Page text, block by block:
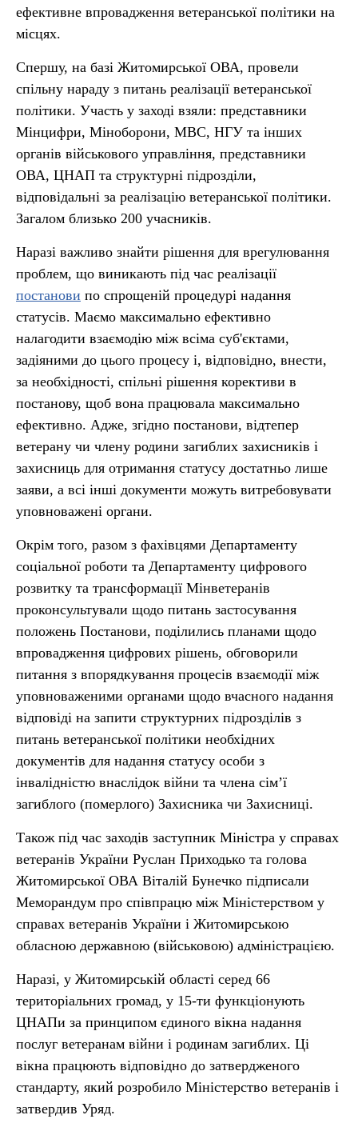
ефективне впровадження ветеранської політики на
місцях.
Спершу, на базі Житомирської ОВА, провели
спільну нараду з питань реалізації ветеранської
політики. Участь у заході взяли: представники
Мінцифри, Міноборони, МВС, НГУ та інших
органів військового управління, представники
ОВА, ЦНАП та структурні підрозділи,
відповідальні за реалізацію ветеранської політики.
Загалом близько 200 учасників.
Наразі важливо знайти рішення для врегулювання
проблем, що виникають під час реалізації
постанови по спрощеній процедурі надання
статусів. Маємо максимально ефективно
налагодити взаємодію між всіма суб'єктами,
задіяними до цього процесу і, відповідно, внести,
за необхідності, спільні рішення корективи в
постанову, щоб вона працювала максимально
ефективно. Адже, згідно постанови, відтепер
ветерану чи члену родини загиблих захисників і
захисниць для отримання статусу достатньо лише
заяви, а всі інші документи можуть витребовувати
уповноважені органи.
Окрім того, разом з фахівцями Департаменту
соціальної роботи та Департаменту цифрового
розвитку та трансформації Мінветеранів
проконсультували щодо питань застосування
положень Постанови, поділились планами щодо
впровадження цифрових рішень, обговорили
питання з впорядкування процесів взаємодії між
уповноваженими органами щодо вчасного надання
відповіді на запити структурних підрозділів з
питань ветеранської політики необхідних
документів для надання статусу особи з
інвалідністю внаслідок війни та члена сім’ї
загиблого (померлого) Захисника чи Захисниці.
Також під час заходів заступник Міністра у справах
ветеранів України Руслан Приходько та голова
Житомирської ОВА Віталій Бунечко підписали
Меморандум про співпрацю між Міністерством у
справах ветеранів України і Житомирською
обласною державною (військовою) адміністрацією.
Наразі, у Житомирській області серед 66
територіальних громад, у 15-ти функціонують
ЦНАПи за принципом єдиного вікна надання
послуг ветеранам війни і родинам загиблих. Ці
вікна працюють відповідно до затвердженого
стандарту, який розробило Міністерство ветеранів і
затвердив Уряд.